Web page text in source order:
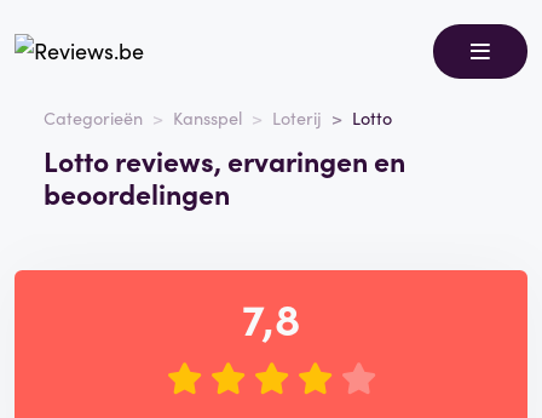
Categorieën Kansspel Loterij Lotto
Lotto reviews, ervaringen en
beoordelingen
7,8